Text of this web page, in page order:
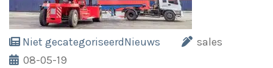
Niet gecategoriseerdNieuws
sales
08-05-19